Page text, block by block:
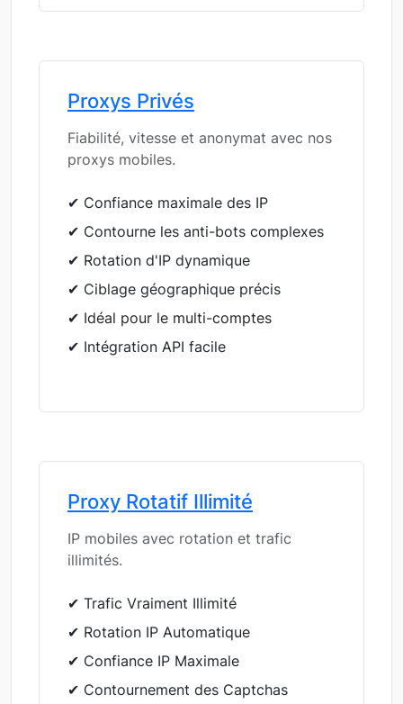
Proxys Privés
Fiabilité, vitesse et anonymat avec nos
proxys mobiles.
✔ Confiance maximale des IP
✔ Contourne les anti-bots complexes
✔ Rotation d'IP dynamique
✔ Ciblage géographique précis
✔ Idéal pour le multi-comptes
✔ Intégration API facile
Proxy Rotatif Illimité
IP mobiles avec rotation et trafic
illimités.
✔ Trafic Vraiment Illimité
✔ Rotation IP Automatique
✔ Confiance IP Maximale
✔ Contournement des Captchas